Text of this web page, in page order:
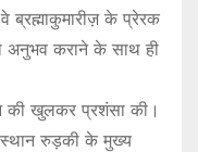
ब्रह्माकुमारीज़ के प्रेरक
अनुभव कराने के साथ ही
की खुलकर प्रशंसा की।
रुड़की के मुख्य